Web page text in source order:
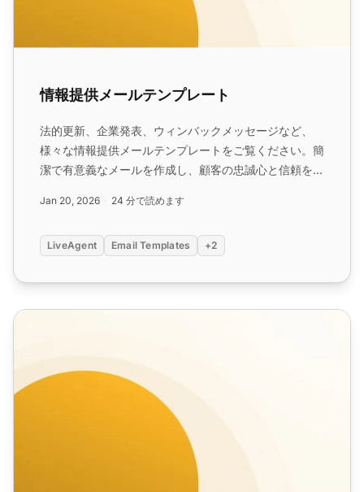
情報提供メールテンプレート
法的更新、企業発表、ウィンバックメッセージなど、
様々な情報提供メールテンプレートをご覧ください。簡
潔で有意義なメールを作成し、顧客の忠誠心と信頼を構
て、重要なニュースを効果的に伝えます。...
Jan 20, 2026 24 分で読めます
LiveAgent Email Templates +2
新入社員紹介メール テンプレート（クライアント向け）